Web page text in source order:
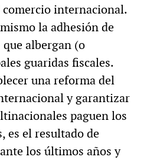
internacional.
la adhesión de
albergan (o
guaridas fiscales.
una reforma del
y garantizar
paguen los
es el resultado de
los últimos años y